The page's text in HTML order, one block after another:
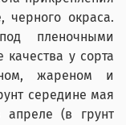
черного окраса.
пленочными
у сорта
жареном и
середине мая
(в грунт